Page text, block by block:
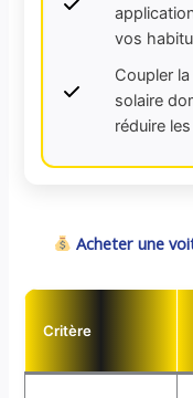
vos
Coupler
solaire
réduire
Acheter une
Critère